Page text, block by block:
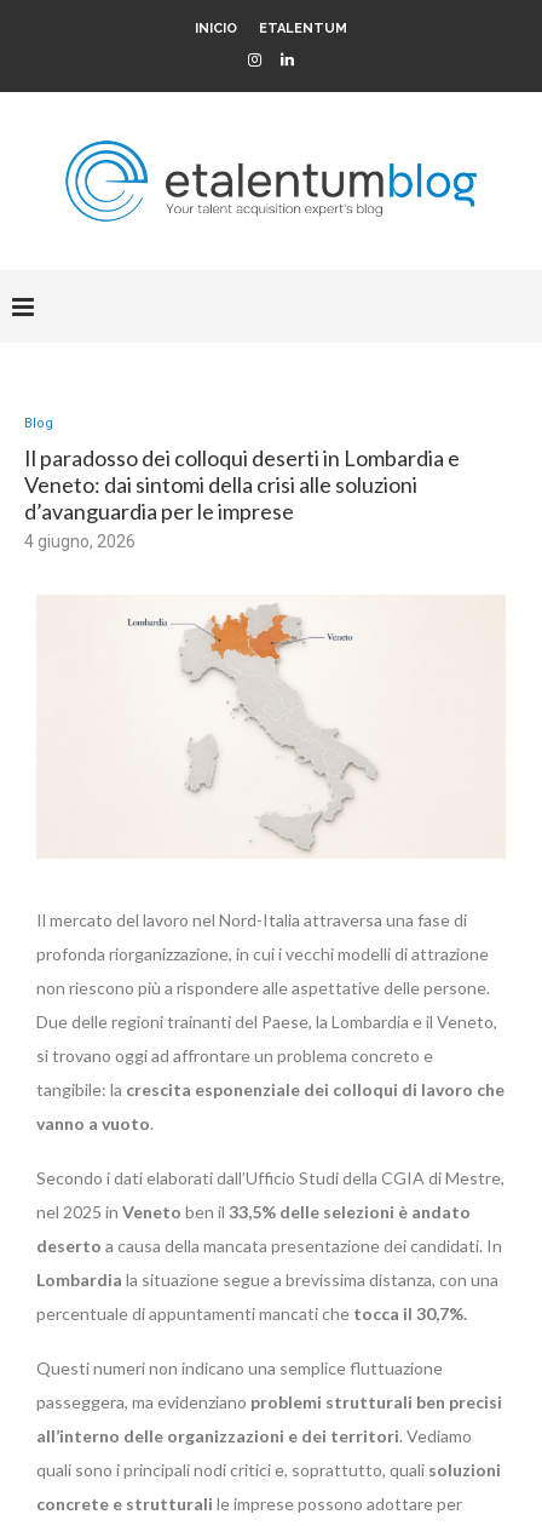
INICIO ETALENTUM
Blog
Il paradosso dei colloqui deserti in Lombardia e
Veneto: dai sintomi della crisi alle soluzioni
d’avanguardia per le imprese
4 giugno, 2026
Il mercato del lavoro nel Nord-Italia attraversa una fase di
profonda riorganizzazione, in cui i vecchi modelli di attrazione
non riescono più a rispondere alle aspettative delle persone.
Due delle regioni trainanti del Paese, la Lombardia e il Veneto,
si trovano oggi ad affrontare un problema concreto e
tangibile: la crescita esponenziale dei colloqui di lavoro che
vanno a vuoto.
Secondo i dati elaborati dall’Ufficio Studi della CGIA di Mestre,
nel 2025 in Veneto ben il 33,5% delle selezioni è andato
deserto a causa della mancata presentazione dei candidati. In
Lombardia la situazione segue a brevissima distanza, con una
percentuale di appuntamenti mancati che tocca il 30,7%.
Questi numeri non indicano una semplice fluttuazione
passeggera, ma evidenziano problemi strutturali ben precisi
all’interno delle organizzazioni e dei territori. Vediamo
quali sono i principali nodi critici e, soprattutto, quali soluzioni
concrete e strutturali le imprese possono adottare per